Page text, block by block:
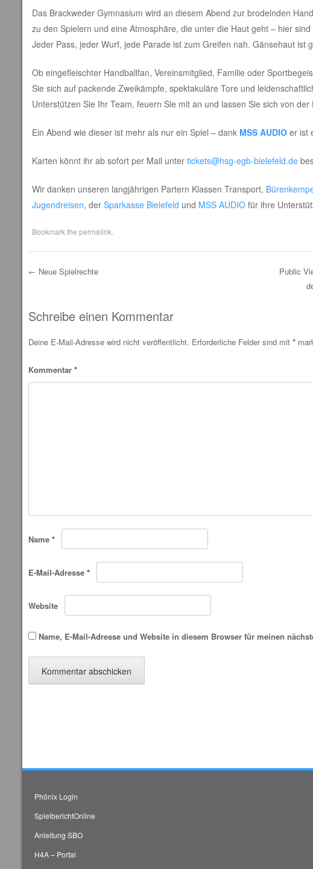
Das Brackweder Gymnasium wird an diesem Abend zur brodelnden
zu den Spielern und eine Atmosphäre, die unter die Haut geht – hier
Jeder Pass, jeder Wurf, jede Parade ist zum Greifen nah. Gänsehaut ist
Ob eingefleischter Handballfan, Vereinsmitglied, Familie oder
Sie sich auf packende Zweikämpfe, spektakuläre Tore und
Unterstützen Sie Ihr Team, feuern Sie mit an und lassen Sie sich von
Ein Abend wie dieser ist mehr als nur ein Spiel – dank MSS AUDIOer ist
Karten könnt ihr ab sofort per Mail unter tickets@hsg-egb-bielefeld.de
Wir danken unseren langjährigen Partern Klassen Transport,
Jugendreisen, der Sparkasse Bielefeld und MSS AUDIOfür ihre
Bookmark the permalink
← Neue Spielrechte
Public
Schreibe einen Kommentar
Deine E-Mail-Adresse wird nicht veröffentlicht. Erforderliche Felder sind mit *
Kommentar *
Name *
E-Mail-Adresse *
Website
Name, E-Mail-Adresse und Website in diesem Browser für meinen
Phönix Login
SpielberichtOnline
Anleitung SBO
H4A – Portal